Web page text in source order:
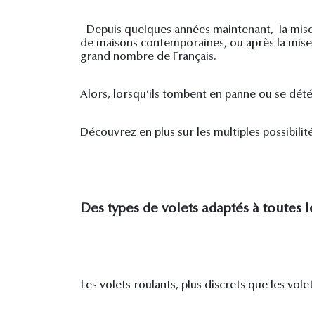
Depuis quelques années maintenant, la
de maisons contemporaines, ou après la
grand nombre de Français.
Alors, lorsqu’ils tombent en panne ou se
Découvrez en plus sur les multiples
Des types de volets adaptés à toutes
Les volets roulants, plus discrets que les